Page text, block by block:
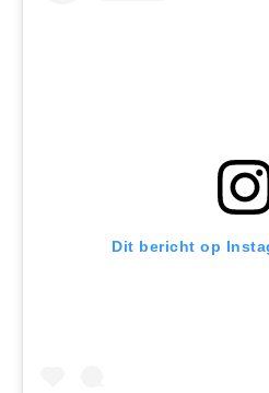
Dit bericht op